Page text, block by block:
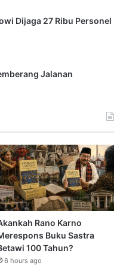
Dijaga 27 Ribu Personel
Jalanan
Rano Karno
Buku Sastra
100 Tahun?
6 hours ago